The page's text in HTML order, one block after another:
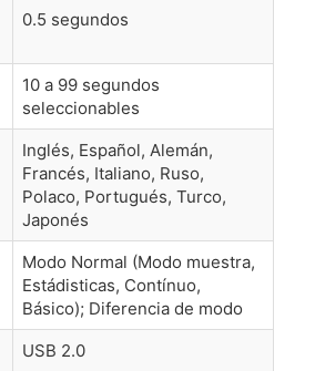
0.5 segundos
10 a 99 segundos
seleccionables
Inglés, Español, Alemán,
Francés, Italiano, Ruso,
Polaco, Portugués, Turco,
Japonés
Modo Normal (Modo muestra,
Estádisticas, Contínuo,
Básico); Diferencia de modo
USB 2.0